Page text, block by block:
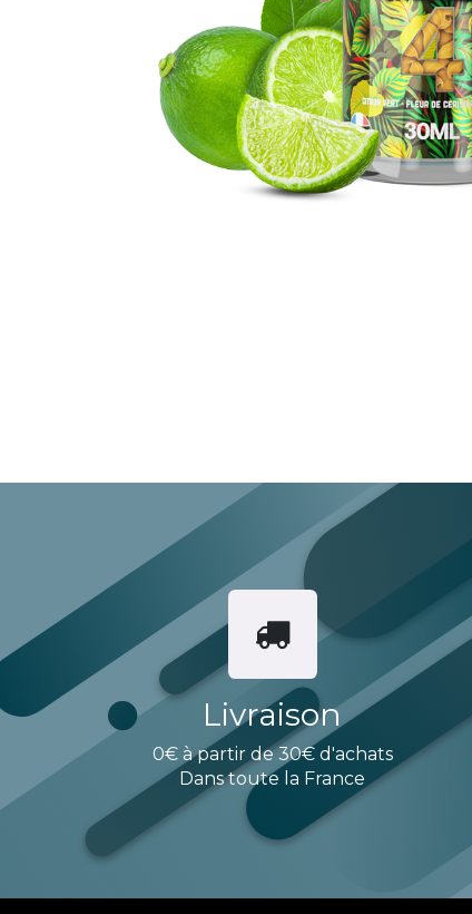
Livraison
0€ à partir de 30€ d'achats
Dans toute la France